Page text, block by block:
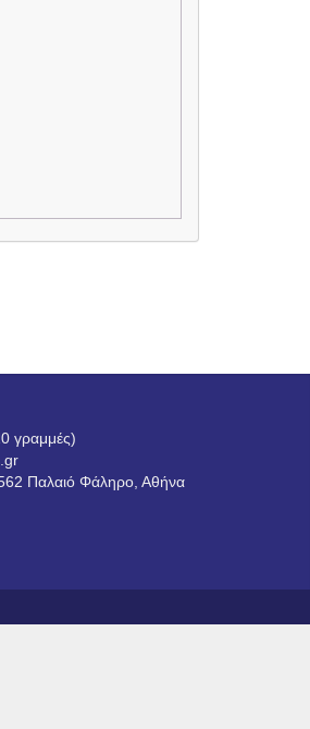
γραμμές)
Παλαιό Φάληρο, Αθήνα